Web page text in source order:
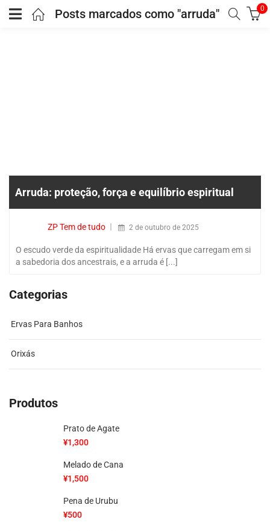
Posts marcados como "arruda" 0
Arruda: proteção, força e equilíbrio espiritual
ZP Tem de tudo 2 de outubro de 2025
O escudo verde da espiritualidade Há ervas que carregam em si
a sabedoria dos ancestrais, e a arruda é [...]
Categorias
Ervas Para Banhos
Orixás
Produtos
Prato de Agate
¥1,300
Melado de Cana
¥1,500
Pena de Urubu
¥500